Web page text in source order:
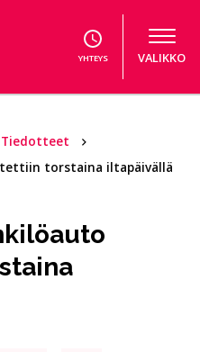
YHTEYS VALIKKO
Tiedotteet
torstaina iltapäivällä